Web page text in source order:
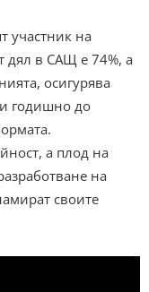
участник на
дял в САЩ е 74%, а
осигурява
годишно до
а плод на
на
своите